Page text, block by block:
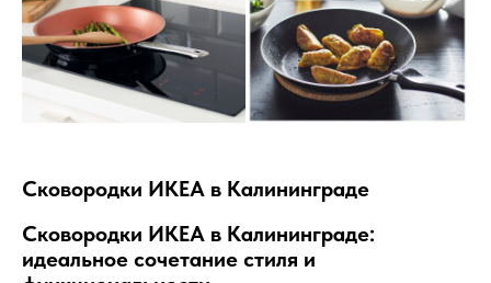
Сковородки ИКЕА в Калининграде
Сковородки ИКЕА в Калининграде:
идеальное сочетание стиля и